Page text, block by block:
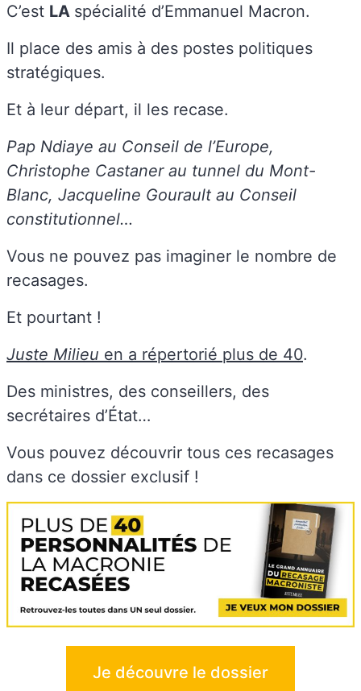
C’est LA spécialité d’Emmanuel Macron.
Il place des amis à des postes politiques
stratégiques.
Et à leur départ, il les recase.
Pap Ndiaye au Conseil de l’Europe,
Christophe Castaner au tunnel du Mont-
Blanc, Jacqueline Gourault au Conseil
constitutionnel…
Vous ne pouvez pas imaginer le nombre de
recasages.
Et pourtant !
Juste Milieu en a répertorié plus de 40.
Des ministres, des conseillers, des
secrétaires d’État…
Vous pouvez découvrir tous ces recasages
dans ce dossier exclusif !
Je découvre le dossier